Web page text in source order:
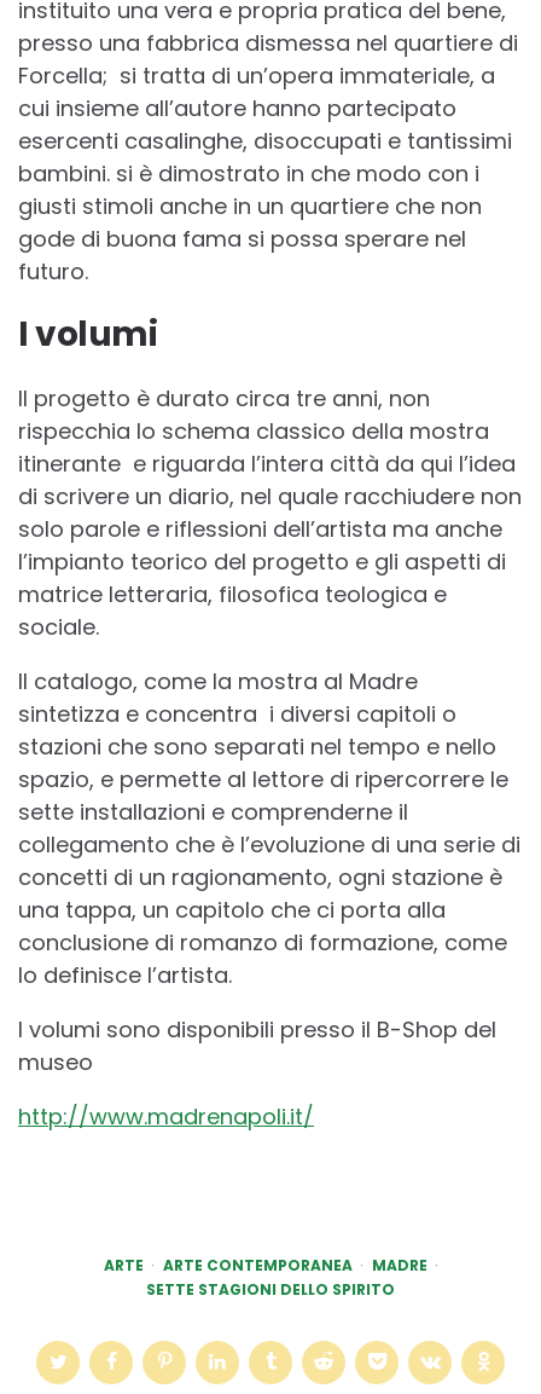
instituito una vera e propria pratica del bene,
presso una fabbrica dismessa nel quartiere di
Forcella; si tratta di un’opera immateriale, a
cui insieme all’autore hanno partecipato
esercenti casalinghe, disoccupati e tantissimi
bambini. si è dimostrato in che modo con i
giusti stimoli anche in un quartiere che non
gode di buona fama si possa sperare nel
futuro.
I volumi
Il progetto è durato circa tre anni, non
rispecchia lo schema classico della mostra
itinerante e riguarda l’intera città da qui l’idea
di scrivere un diario, nel quale racchiudere non
solo parole e riflessioni dell’artista ma anche
l’impianto teorico del progetto e gli aspetti di
matrice letteraria, filosofica teologica e
sociale.
Il catalogo, come la mostra al Madre
sintetizza e concentra i diversi capitoli o
stazioni che sono separati nel tempo e nello
spazio, e permette al lettore di ripercorrere le
sette installazioni e comprenderne il
collegamento che è l’evoluzione di una serie di
concetti di un ragionamento, ogni stazione è
una tappa, un capitolo che ci porta alla
conclusione di romanzo di formazione, come
lo definisce l’artista.
I volumi sono disponibili presso il B-Shop del
museo
http://www.madrenapoli.it/
ARTE ARTE CONTEMPORANEA
MADRE
SETTE STAGIONI DELLO SPIRITO